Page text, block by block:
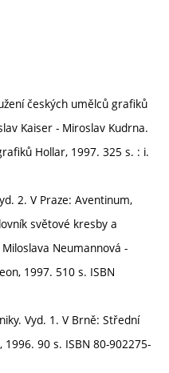
českých umělců grafiků
Kaiser - Miroslav Kudrna.
Hollar, 1997. 325 s. : i.
2. V Praze: Aventinum,
světové kresby a
Neumannová -
1997. 510 s. ISBN
Vyd. 1. V Brně: Střední
90 s. ISBN 80-902275-